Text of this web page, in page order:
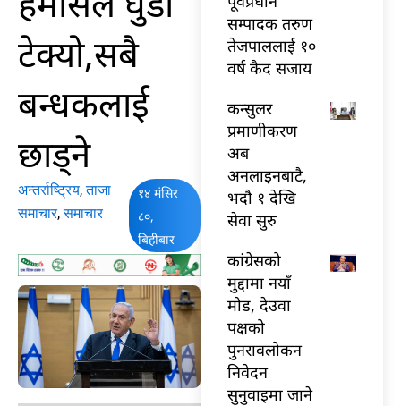
टेक्यो,सबै
बन्धकलाई
छाड्ने
अन्तर्राष्ट्रिय,ताजा
समाचार,समाचार
१४ मंसिर
८०,
बिहीबार
सम्पादक तरुण
तेजपाललाई १०
वर्ष कैद सजाय
कन्सुलर
प्रमाणीकरण
अब
अनलाइनबाटै,
भदौ १ देखि
सेवा सुरु
कांग्रेसको
मुद्दामा नयाँ
मोड, देउवा
पक्षको
पुनरावलोकन
निवेदन
सुनुवाइमा जाने